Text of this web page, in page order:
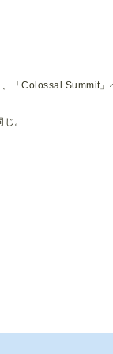
「Colossal Summit」
。